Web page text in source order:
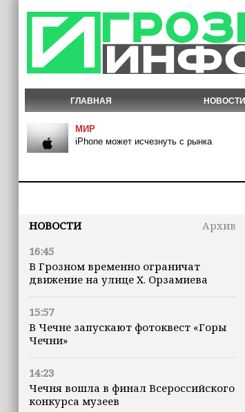
ГЛАВНАЯ НОВОСТИ
МИР
iPhone может исчезнуть с рынка
НОВОСТИ
Архив
16:45
В Грозном временно ограничат
движение на улице Х. Орзамиева
15:57
В Чечне запускают фотоквест «Горы
Чечни»
14:23
Чечня вошла в финал Всероссийского
конкурса музеев